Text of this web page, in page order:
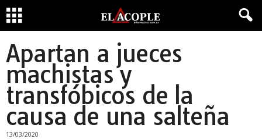
Apartan a jueces
machistas y
transfóbicos de la
causa de una salteña
13/03/2020